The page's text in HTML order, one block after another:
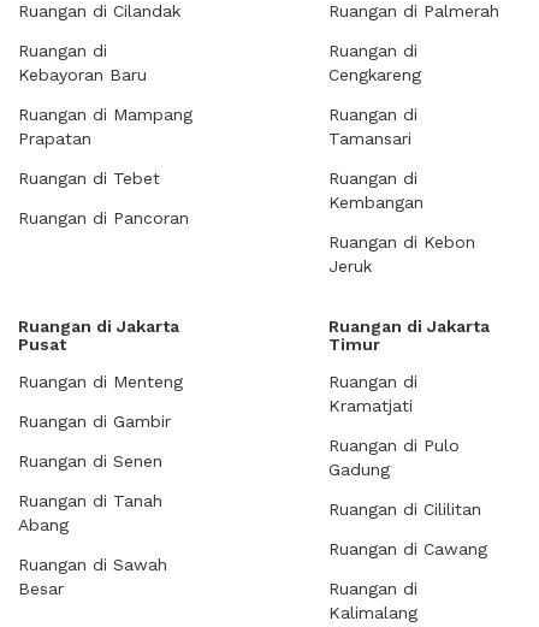
Ruangan di Cilandak
Ruangan di
Kebayoran Baru
Ruangan di Mampang
Prapatan
Ruangan di Tebet
Ruangan di Pancoran
Ruangan di Palmerah
Ruangan di
Cengkareng
Ruangan di
Tamansari
Ruangan di
Kembangan
Ruangan di Kebon
Jeruk
Ruangan di Jakarta
Pusat
Ruangan di Menteng
Ruangan di Gambir
Ruangan di Senen
Ruangan di Tanah
Abang
Ruangan di Sawah
Besar
Ruangan di Jakarta
Timur
Ruangan di
Kramatjati
Ruangan di Pulo
Gadung
Ruangan di Cililitan
Ruangan di Cawang
Ruangan di
Kalimalang